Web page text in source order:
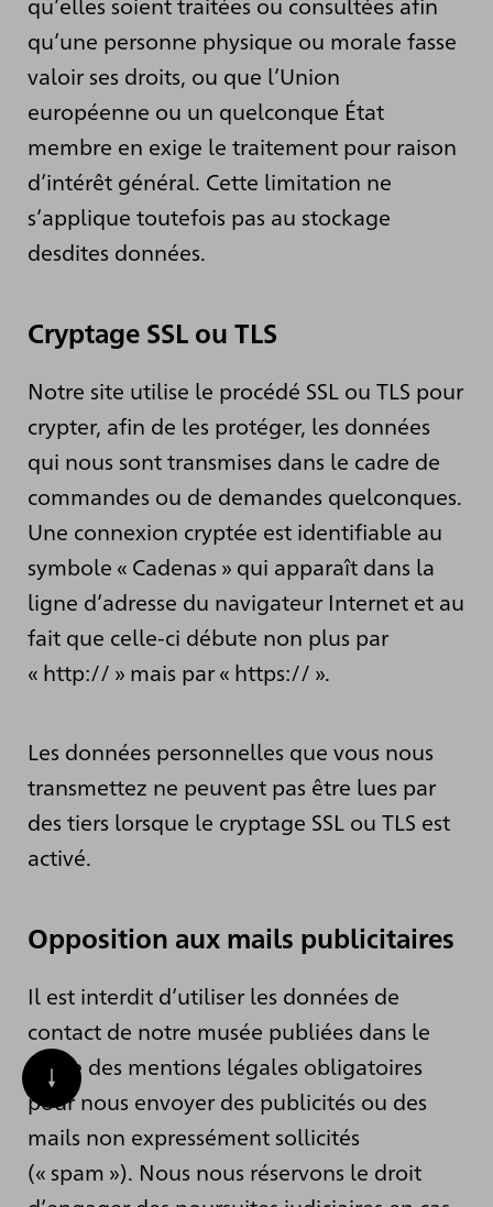
qu’une personne physique ou morale fasse
valoir ses droits, ou que l’Union
européenne ou un quelconque État
membre en exige le traitement pour raison
d’intérêt général. Cette limitation ne
s’applique toutefois pas au stockage
desdites données.
Cryptage SSL ou TLS
Notre site utilise le procédé SSL ou TLS pour
crypter, afin de les protéger, les données
qui nous sont transmises dans le cadre de
commandes ou de demandes quelconques.
Une connexion cryptée est identifiable au
symbole « Cadenas » qui apparaît dans la
ligne d’adresse du navigateur Internet et au
fait que celle-ci débute non plus par
« http:// » mais par « https:// ».
Les données personnelles que vous nous
transmettez ne peuvent pas être lues par
des tiers lorsque le cryptage SSL ou TLS est
activé.
Opposition aux mails publicitaires
Il est interdit d’utiliser les données de
contact de notre musée publiées dans le
cadre des mentions légales obligatoires
pour nous envoyer des publicités ou des
mails non expressément sollicités
(« spam »). Nous nous réservons le droit